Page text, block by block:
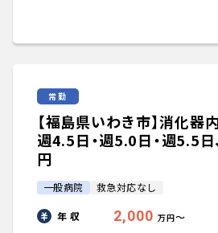
常勤
【福島県いわき市】消化器
週4.5日・週5.0日・週5.5
円
一般病院 救急対応なし
年 収 2,000 万円〜